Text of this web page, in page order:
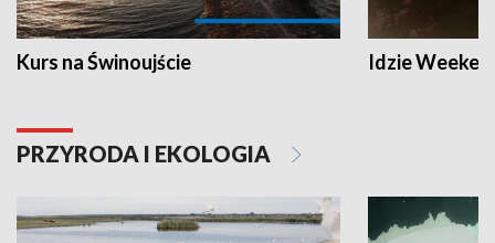
Kurs na Świnoujście Idzie
PRZYRODA I EKOLOGIA